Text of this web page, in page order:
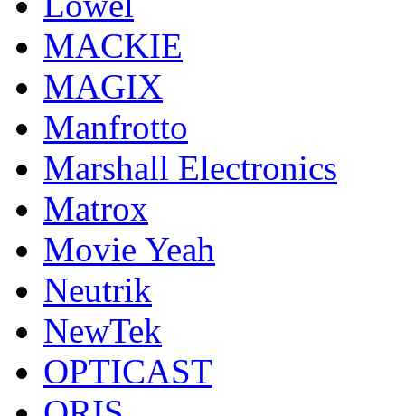
MACKIE
MAGIX
Manfrotto
Marshall Electronics
Matrox
Movie Yeah
Neutrik
NewTek
OPTICAST